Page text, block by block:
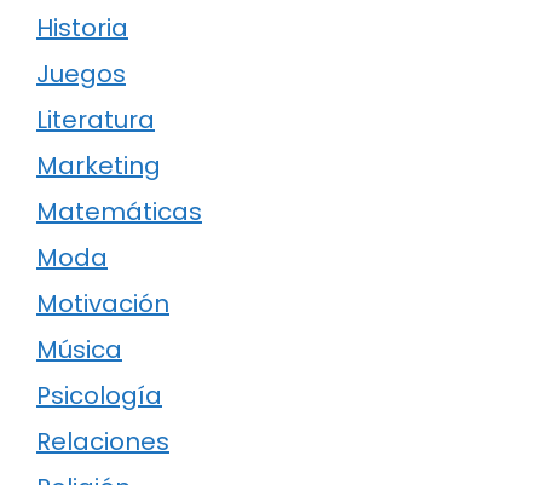
Historia
Juegos
Literatura
Marketing
Matemáticas
Moda
Motivación
Música
Psicología
Relaciones